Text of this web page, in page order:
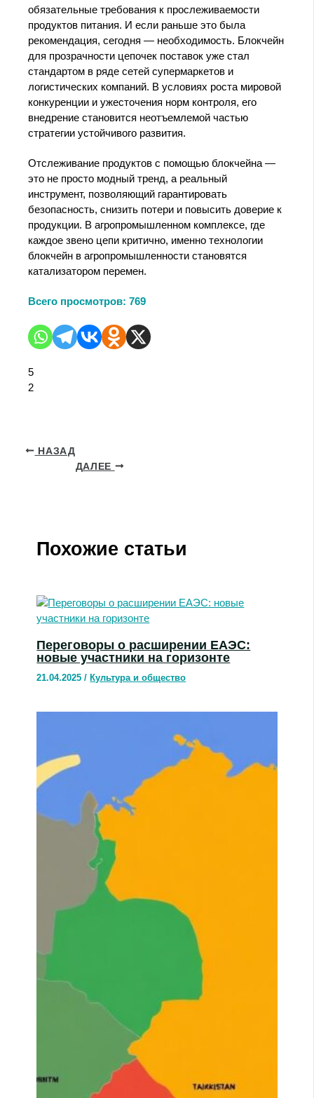
обязательные требования к прослеживаемости
продуктов питания. И если раньше это была
рекомендация, сегодня — необходимость. Блокчейн
для прозрачности цепочек поставок уже стал
стандартом в ряде сетей супермаркетов и
логистических компаний. В условиях роста мировой
конкуренции и ужесточения норм контроля, его
внедрение становится неотъемлемой частью
стратегии устойчивого развития.
Отслеживание продуктов с помощью блокчейна —
это не просто модный тренд, а реальный
инструмент, позволяющий гарантировать
безопасность, снизить потери и повысить доверие к
продукции. В агропромышленном комплексе, где
каждое звено цепи критично, именно технологии
блокчейн в агропромышленности становятся
катализатором перемен.
Всего просмотров: 769
5
2
НАЗАД
ДАЛЕЕ
Похожие статьи
Переговоры о расширении ЕАЭС:
новые участники на горизонте
21.04.2025/ Культура и общество